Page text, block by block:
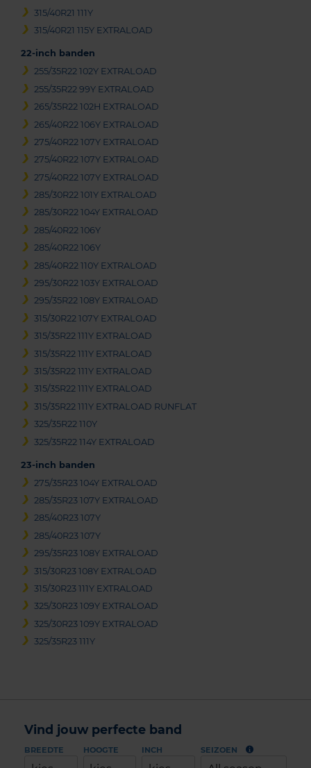
315/40R21 111Y
315/40R21 115Y EXTRALOAD
22-inch banden
255/35R22 102Y EXTRALOAD
255/35R22 99Y EXTRALOAD
265/35R22 102H EXTRALOAD
265/40R22 106Y EXTRALOAD
275/40R22 107Y EXTRALOAD
275/40R22 107Y EXTRALOAD
275/40R22 107Y EXTRALOAD
285/30R22 101Y EXTRALOAD
285/30R22 104Y EXTRALOAD
285/40R22 106Y
285/40R22 106Y
285/40R22 110Y EXTRALOAD
295/30R22 103Y EXTRALOAD
295/35R22 108Y EXTRALOAD
315/30R22 107Y EXTRALOAD
315/35R22 111Y EXTRALOAD
315/35R22 111Y EXTRALOAD
315/35R22 111Y EXTRALOAD
315/35R22 111Y EXTRALOAD
315/35R22 111Y EXTRALOAD RUNFLAT
325/35R22 110Y
325/35R22 114Y EXTRALOAD
23-inch banden
275/35R23 104Y EXTRALOAD
285/35R23 107Y EXTRALOAD
285/40R23 107Y
285/40R23 107Y
295/35R23 108Y EXTRALOAD
315/30R23 108Y EXTRALOAD
315/30R23 111Y EXTRALOAD
325/30R23 109Y EXTRALOAD
325/30R23 109Y EXTRALOAD
325/35R23 111Y
Vind jouw perfecte band
BREEDTE HOOGTE INCH SEIZOEN